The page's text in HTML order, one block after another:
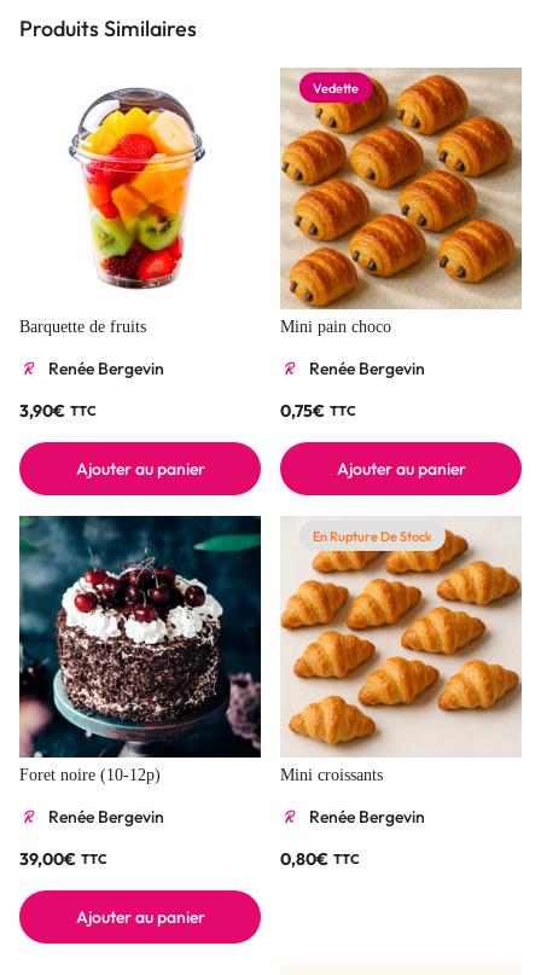
Produits Similaires
Barquette de fruits
Renée Bergevin
3,90€ TTC
Ajouter au panier
Vedette
Mini pain choco
Renée Bergevin
0,75€ TTC
Ajouter au panier
Foret noire (10-12p)
Renée Bergevin
39,00€ TTC
Ajouter au panier
En Rupture De Stock
Mini croissants
Renée Bergevin
0,80€ TTC